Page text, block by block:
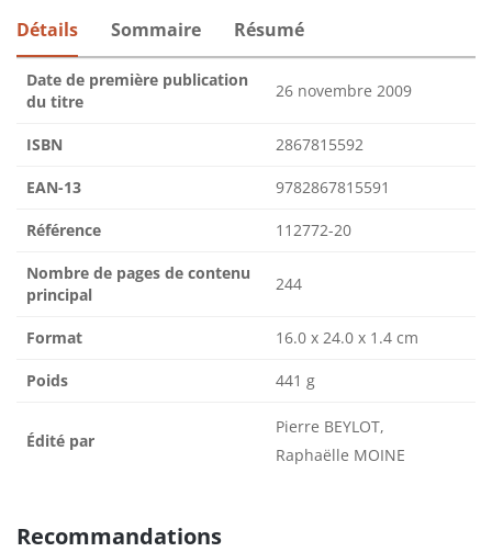
Détails Sommaire Résumé
Date de première publication
du titre
26 novembre 2009
ISBN 2867815592
EAN-13 9782867815591
Référence 112772-20
Nombre de pages de contenu
principal
244
Format 16.0 x 24.0 x 1.4 cm
Poids 441 g
Édité par
Pierre BEYLOT,
Raphaëlle MOINE
Recommandations